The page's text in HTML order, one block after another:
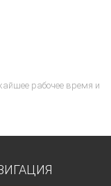
рабочее время и